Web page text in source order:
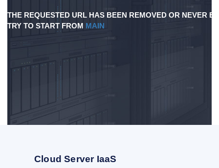
THE REQUESTED URL HAS BEEN REMOVED OR NEVER
TRY TO START FROM MAIN
Cloud Server IaaS